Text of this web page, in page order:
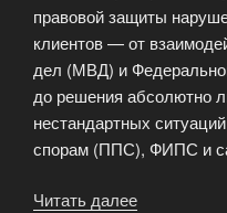
правовой защиты
клиентов — от
дел (МВД) и
до решения абсолютно
нестандартных
спорам (ППС), ФИПС и
Читать далее